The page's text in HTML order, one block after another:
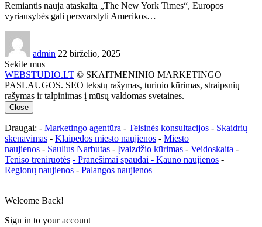
Remiantis nauja ataskaita „The New York Times“, Europos
vyriausybės gali persvarstyti Amerikos…
admin 22 birželio, 2025
Sekite mus
WEBSTUDIO.LT © SKAITMENINIO MARKETINGO
PASLAUGOS. SEO tekstų rašymas, turinio kūrimas, straipsnių
rašymas ir talpinimas į mūsų valdomas svetaines.
Close
Draugai: - Marketingo agentūra - Teisinės konsultacijos - Skaidrių
skenavimas - Klaipedos miesto naujienos - Miesto
naujienos - Saulius Narbutas - Įvaizdžio kūrimas - Veidoskaita -
Teniso treniruotės - Pranešimai spaudai - Kauno naujienos -
Regionų naujienos - Palangos naujienos
Welcome Back!
Sign in to your account